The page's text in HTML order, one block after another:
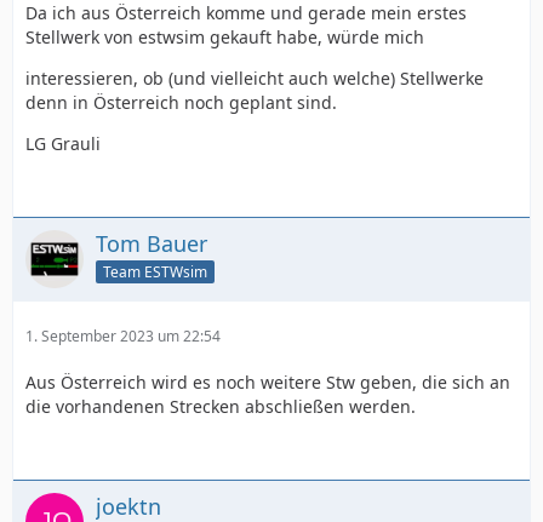
Da ich aus Österreich komme und gerade mein erstes
Stellwerk von estwsim gekauft habe, würde mich
interessieren, ob (und vielleicht auch welche) Stellwerke
denn in Österreich noch geplant sind.
LG Grauli
Tom Bauer
Team ESTWsim
1. September 2023 um 22:54
Aus Österreich wird es noch weitere Stw geben, die sich an
die vorhandenen Strecken abschließen werden.
joektn